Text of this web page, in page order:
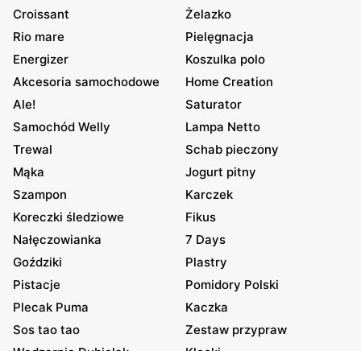
Croissant
Żelazko
Rio mare
Pielęgnacja
Energizer
Koszulka polo
Akcesoria samochodowe
Home Creation
Ale!
Saturator
Samochód Welly
Lampa Netto
Trewal
Schab pieczony
Mąka
Jogurt pitny
Szampon
Karczek
Koreczki śledziowe
Fikus
Nałęczowianka
7 Days
Goździki
Plastry
Pistacje
Pomidory Polski
Plecak Puma
Kaczka
Sos tao tao
Zestaw przypraw